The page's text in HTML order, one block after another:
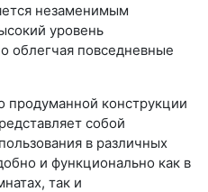
незаменимым
уровень
облегчая повседневные
продуманной конструкции
собой
в различных
и функционально как в
так и